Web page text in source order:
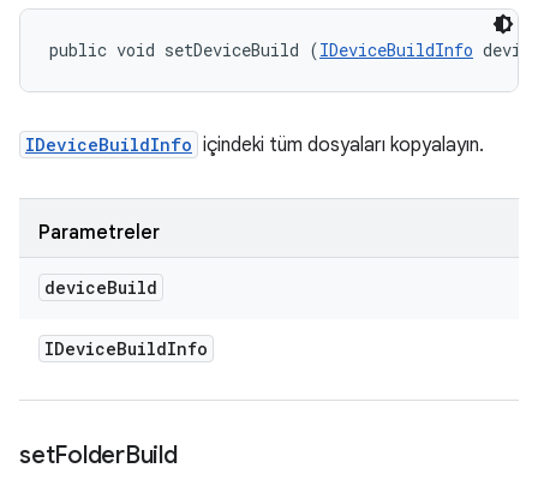
public void setDeviceBuild (IDeviceBuildInfo
IDeviceBuildInfo içindeki tüm dosyaları kopyalayın.
Parametreler
deviceBuild
IDeviceBuildInfo
setFolderBuild